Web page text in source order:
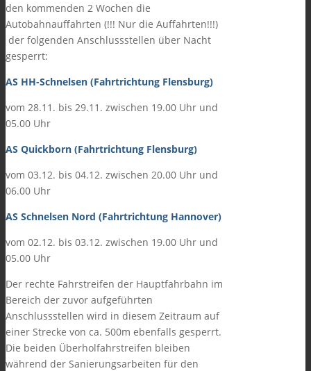
den kommenden 2 Wochen die
Autobahnauffahrten (!!! Nur die Auffahrten!!!)
der folgenden Anschlussstellen über Nacht
gesperrt:
AS HH-Schnelsen (Fahrtrichtung Flensburg)
vom 28.11. bis 29.11. zwischen 19.00 Uhr und
05.00 Uhr
AS Quickborn (Fahrtrichtung Flensburg)
vom 03.12. bis 04.12. zwischen 20.00 Uhr und
06.00 Uhr
AS Schnelsen Nord (Fahrtrichtung Hannover)
vom 02.12. bis 03.12. zwischen 19.00 Uhr und
05.00 Uhr
Der rechte Fahrstreifen der Hauptfahrbahn im
Bereich der zuvor aufgeführten
Anschlussstellen wird in diesem Zeitraum auf
einer Strecke von ca. 500m ebenfalls gesperrt.
Die beiden Überholfahrstreifen bleiben
während der Sanierungsarbeiten für den